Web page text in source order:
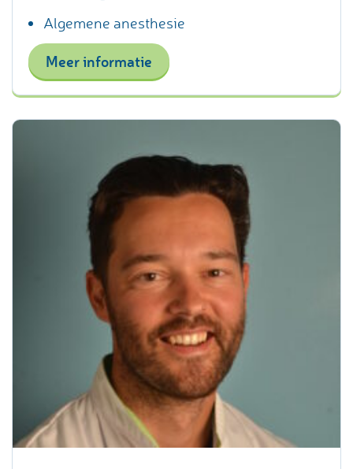
Algemene anesthesie
Meer informatie